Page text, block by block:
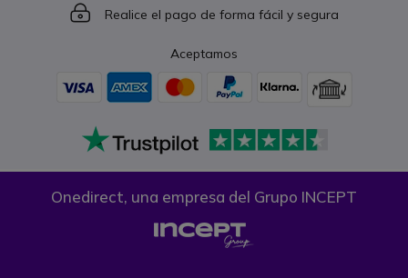
Icon
Realice el pago de forma fácil y segura
Aceptamos
Onedirect, una empresa del Grupo INCEPT